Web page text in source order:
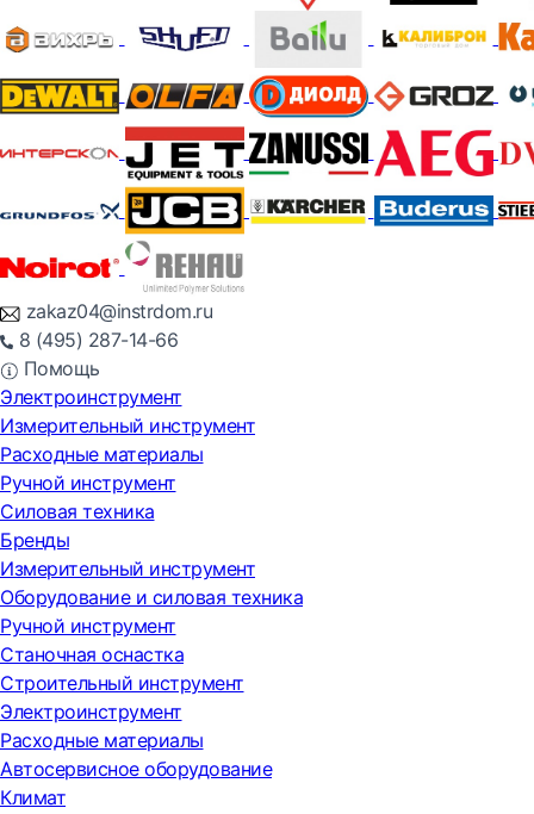
zakaz04@instrdom.ru
8 (495) 287-14-66
Помощь
Электроинструмент
Измерительный инструмент
Расходные материалы
Ручной инструмент
Силовая техника
Бренды
Измерительный инструмент
Оборудование и силовая техника
Ручной инструмент
Станочная оснастка
Строительный инструмент
Электроинструмент
Расходные материалы
Автосервисное оборудование
Климат